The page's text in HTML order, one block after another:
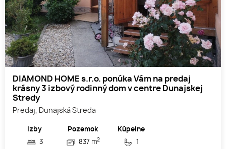
DIAMOND HOME s.r.o. ponúka Vám na predaj
krásny 3 izbový rodinný dom v centre Dunajskej
Stredy
Predaj, Dunajská Streda
Izby
3
Pozemok
837 m2
Kúpelne